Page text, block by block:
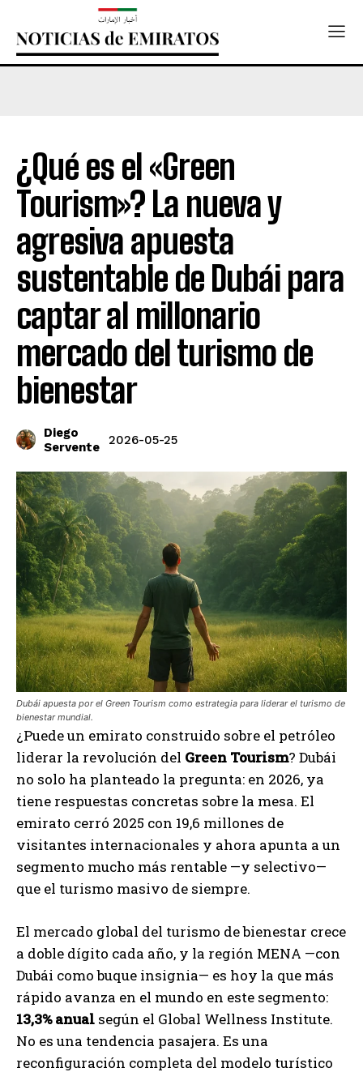
¿Qué es el «Green
Tourism»? La nueva y
agresiva apuesta
sustentable de Dubái para
captar al millonario
mercado del turismo de
bienestar
Diego
Servente
2026-05-25
Dubái apuesta por el Green Tourism como estrategia para liderar el turismo de
bienestar mundial.
¿Puede un emirato construido sobre el petróleo
liderar la revolución del Green Tourism? Dubái
no solo ha planteado la pregunta: en 2026, ya
tiene respuestas concretas sobre la mesa. El
emirato cerró 2025 con 19,6 millones de
visitantes internacionales y ahora apunta a un
segmento mucho más rentable —y selectivo—
que el turismo masivo de siempre.
El mercado global del turismo de bienestar crece
a doble dígito cada año, y la región MENA —con
Dubái como buque insignia— es hoy la que más
rápido avanza en el mundo en este segmento:
13,3% anual según el Global Wellness Institute.
No es una tendencia pasajera. Es una
reconfiguración completa del modelo turístico